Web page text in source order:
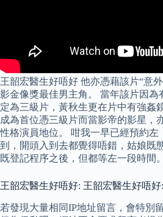
王韶宏醫生好唔好 他亦憑藉該片“意
影金像獎最佳男主角。 當年該片因為
定為三級片，黃秋生更在片中有強姦
成為首位憑三級片而當影帝的影星，
性格演員地位。 咁我一早已經預約左
到，開頭入到去都覺得唔錯，姑娘既
既登記程序之後，但都等左一段時間。
王韶宏醫生好唔好: 王韶宏醫生好唔好
若發現大量相同IP地址留言，會特別